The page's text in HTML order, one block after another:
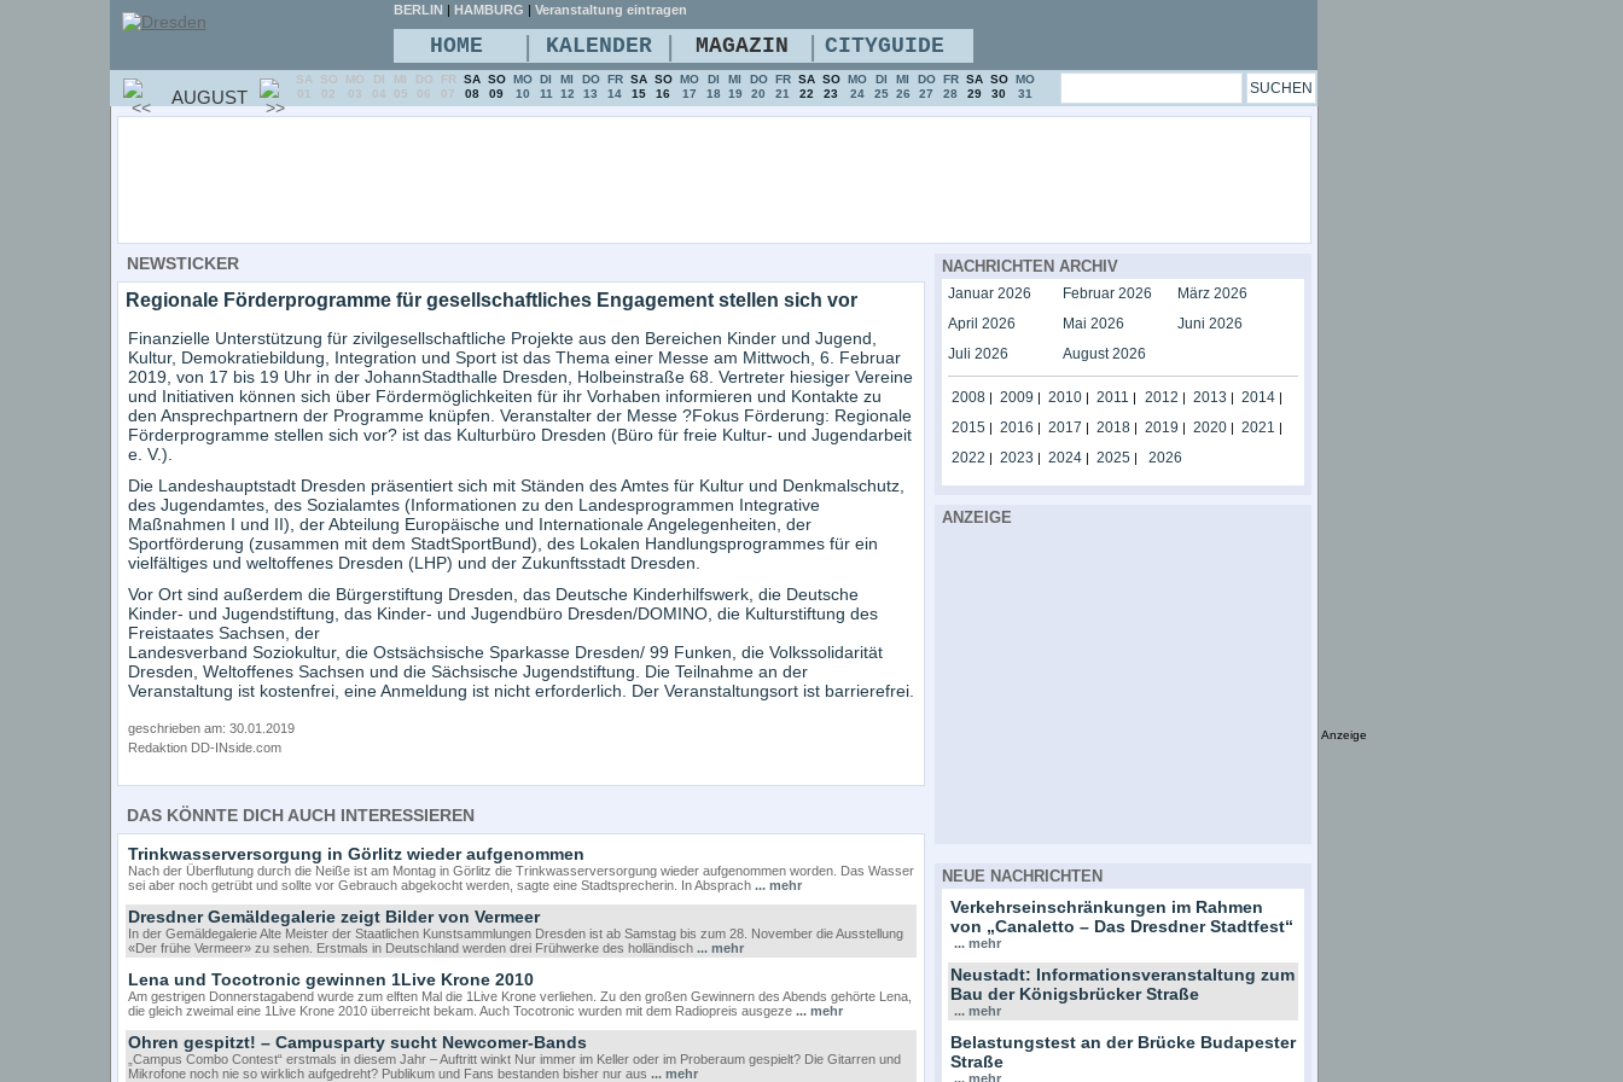
NEWSTICKER
Regionale Förderprogramme für gesellschaftliches Engagement stellen sich vor
Finanzielle Unterstützung für zivilgesellschaftliche Projekte aus den Bereichen Kinder und Jugend,
Kultur, Demokratiebildung, Integration und Sport ist das Thema einer Messe am Mittwoch, 6. Februar
2019, von 17 bis 19 Uhr in der JohannStadthalle Dresden, Holbeinstraße 68. Vertreter hiesiger Vereine
und Initiativen können sich über Fördermöglichkeiten für ihr Vorhaben informieren und Kontakte zu
den Ansprechpartnern der Programme knüpfen. Veranstalter der Messe ?Fokus Förderung: Regionale
Förderprogramme stellen sich vor? ist das Kulturbüro Dresden (Büro für freie Kultur- und Jugendarbeit
e. V.).
Die Landeshauptstadt Dresden präsentiert sich mit Ständen des Amtes für Kultur und Denkmalschutz,
des Jugendamtes, des Sozialamtes (Informationen zu den Landesprogrammen Integrative
Maßnahmen I und II), der Abteilung Europäische und Internationale Angelegenheiten, der
Sportförderung (zusammen mit dem StadtSportBund), des Lokalen Handlungsprogrammes für ein
vielfältiges und weltoffenes Dresden (LHP) und der Zukunftsstadt Dresden.
Vor Ort sind außerdem die Bürgerstiftung Dresden, das Deutsche Kinderhilfswerk, die Deutsche
Kinder- und Jugendstiftung, das Kinder- und Jugendbüro Dresden/DOMINO, die Kulturstiftung des
Freistaates Sachsen, der
Landesverband Soziokultur, die Ostsächsische Sparkasse Dresden/ 99 Funken, die Volkssolidarität
Dresden, Weltoffenes Sachsen und die Sächsische Jugendstiftung. Die Teilnahme an der
Veranstaltung ist kostenfrei, eine Anmeldung ist nicht erforderlich. Der Veranstaltungsort ist barrierefrei.
geschrieben am: 30.01.2019
Redaktion DD-INside.com
DAS KÖNNTE DICH AUCH INTERESSIEREN
Trinkwasserversorgung in Görlitz wieder aufgenommen
Nach der Überflutung durch die Neiße ist am Montag in Görlitz die Trinkwasserversorgung wieder aufgenommen worden. Das Wasser
sei aber noch getrübt und sollte vor Gebrauch abgekocht werden, sagte eine Stadtsprecherin. In Absprach ... mehr
Dresdner Gemäldegalerie zeigt Bilder von Vermeer
In der Gemäldegalerie Alte Meister der Staatlichen Kunstsammlungen Dresden ist ab Samstag bis zum 28. November die Ausstellung
«Der frühe Vermeer» zu sehen. Erstmals in Deutschland werden drei Frühwerke des holländisch ... mehr
Lena und Tocotronic gewinnen 1Live Krone 2010
Am gestrigen Donnerstagabend wurde zum elften Mal die 1Live Krone verliehen. Zu den großen Gewinnern des Abends gehörte Lena,
die gleich zweimal eine 1Live Krone 2010 überreicht bekam. Auch Tocotronic wurden mit dem Radiopreis ausgeze ... mehr
Ohren gespitzt! – Campusparty sucht Newcomer-Bands
„Campus Combo Contest“ erstmals in diesem Jahr – Auftritt winkt Nur immer im Keller oder im Proberaum gespielt? Die Gitarren und
Mikrofone noch nie so wirklich aufgedreht? Publikum und Fans bestanden bisher nur aus ... mehr
NACHRICHTEN ARCHIV
Januar 2026 Februar 2026
März 2026
April 2026
Mai 2026
Juni 2026
Juli 2026
August 2026
2008| 2009 | 2010| 2011 | 2012 | 2013 | 2014|
2015| 2016 | 2017 | 2018| 2019 | 2020| 2021 |
2022 | 2023 | 2024| 2025| 2026
ANZEIGE
NEUE NACHRICHTEN
Verkehrseinschränkungen im Rahmen
von „Canaletto – Das Dresdner Stadtfest“
... mehr
Neustadt: Informationsveranstaltung zum
Bau der Königsbrücker Straße
... mehr
Belastungstest an der Brücke Budapester
Straße
... mehr
BERLIN | HAMBURG | Veranstaltung eintragen
HOME | KALENDER | MAGAZIN | CITYGUIDE
AUGUST
SA
01
SO
02
MO
03
DI
04
MI
05
DO
06
FR
07
SA
08
SO
09
MO
10
DI
11
MI
12
DO
13
FR
14
SA
15
SO
16
MO
17
DI
18
MI
19
DO
20
FR
21
SA
22
SO
23
MO
24
DI
25
MI
26
DO
27
FR
28
SA
29
SO
30
MO
31
Anzeige